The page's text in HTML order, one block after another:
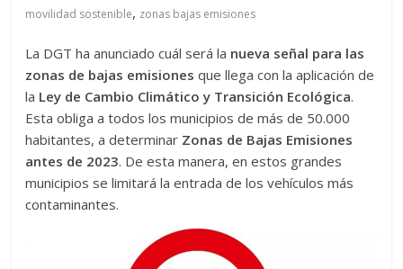
movilidad sostenible, zonas bajas emisiones
La DGT ha anunciado cuál será la nueva señal para las
zonas de bajas emisiones que llega con la aplicación de
la Ley de Cambio Climático y Transición Ecológica.
Esta obliga a todos los municipios de más de 50.000
habitantes, a determinar Zonas de Bajas Emisiones
antes de 2023. De esta manera, en estos grandes
municipios se limitará la entrada de los vehículos más
contaminantes.